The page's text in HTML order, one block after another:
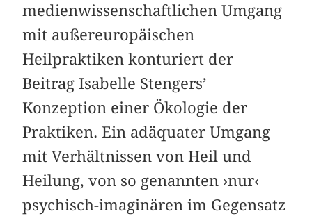
medienwissenschaftlichen Umgang
mit außereuropäischen
Heilpraktiken konturiert der
Beitrag Isabelle Stengers’
Konzeption einer Ökologie der
Praktiken. Ein adäquater Umgang
mit Verhältnissen von Heil und
Heilung, von so genannten ›nur‹
psychisch-imaginären im Gegensatz